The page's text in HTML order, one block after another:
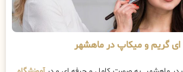
ای گریم و میکاپ در ماهشهر